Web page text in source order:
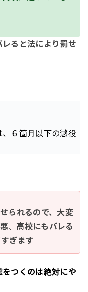
ると法により罰せ
６箇月以下の懲役
られるので、大変
、高校にもバレる
ぎます
つくのは絶対にや